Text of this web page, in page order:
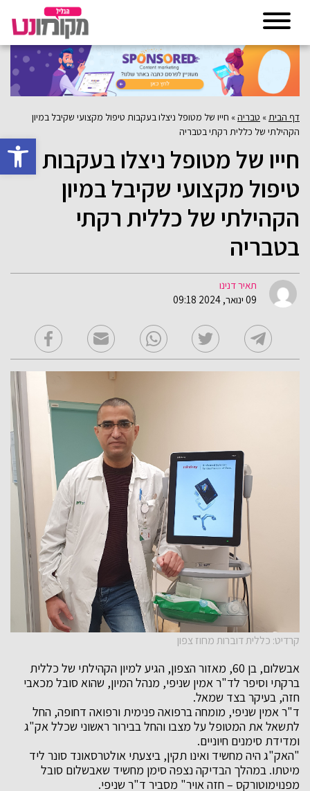
פתח
דף הבית » טבריה» חייו של מטופל ניצלו בעקבות טיפול מקצועי שקיבל במיון
הקהילתי של כללית רקתי בטבריה
חייו של מטופל ניצלו בעקבות
טיפול מקצועי שקיבל במיון
הקהילתי של כללית רקתי
בטבריה
תאיר דנינו
09 ינואר, 2024 09:18
קרדיט: כללית דוברות מחוז צפון
אבשלום, בן 60, מאזור הצפון, הגיע למיון הקהילתי של כללית
ברקתי וסיפר לד"ר אמין שניפי, מנהל המיון, שהוא סובל מכאבי
חזה, בעיקר בצד שמאל.
ד"ר אמין שניפי, מומחה ברפואה פנימית ורפואה דחופה, החל
לתשאל את המטופל על מצבו והחל בבירור ראשוני שכלל אק"ג
ומדידת סימנים חיוניים.
"האק"ג היה מחשיד ואינו תקין, ביצעתי אולטרסאונד סונר ליד
מיטתו. במהלך הבדיקה נצפה סימן מחשיד שאבשלום סובל
מפנוימוטורקס – חזה אויר" מסביר ד"ר שניפי.